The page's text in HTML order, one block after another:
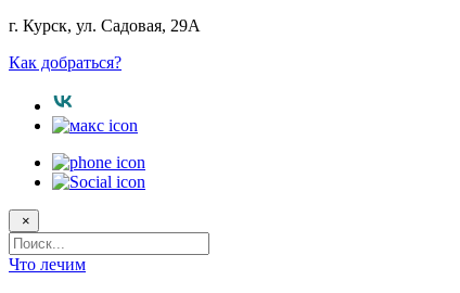
г. Курск, ул. Садовая, 29А
Как добраться?
×
Поисковый
запрос
Что лечим